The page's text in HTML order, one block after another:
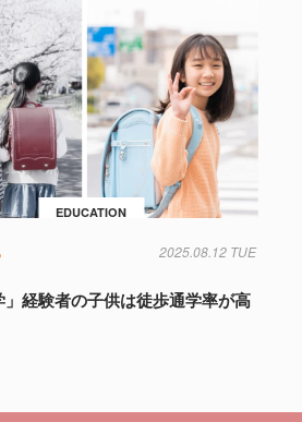
EDUCATION
2025.08.12 TUE
」経験者の子供は徒歩通学率が高